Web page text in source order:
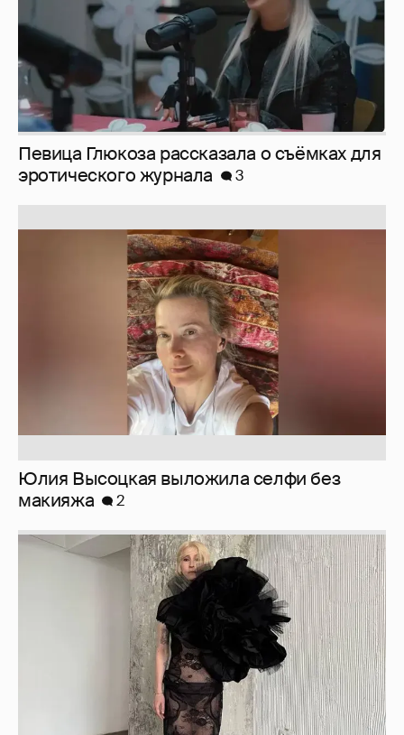
Певица Глюкоза рассказала о съёмках для
эротического журнала
3
Юлия Высоцкая выложила селфи без
макияжа
2